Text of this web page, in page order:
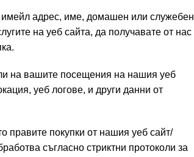
адрес, име, домашен или служебен
на уеб сайта, да получавате от нас
на вашите посещения на нашия уеб
уеб логове, и други данни от
правите покупки от нашия уеб сайт/
съгласно стриктни протоколи за